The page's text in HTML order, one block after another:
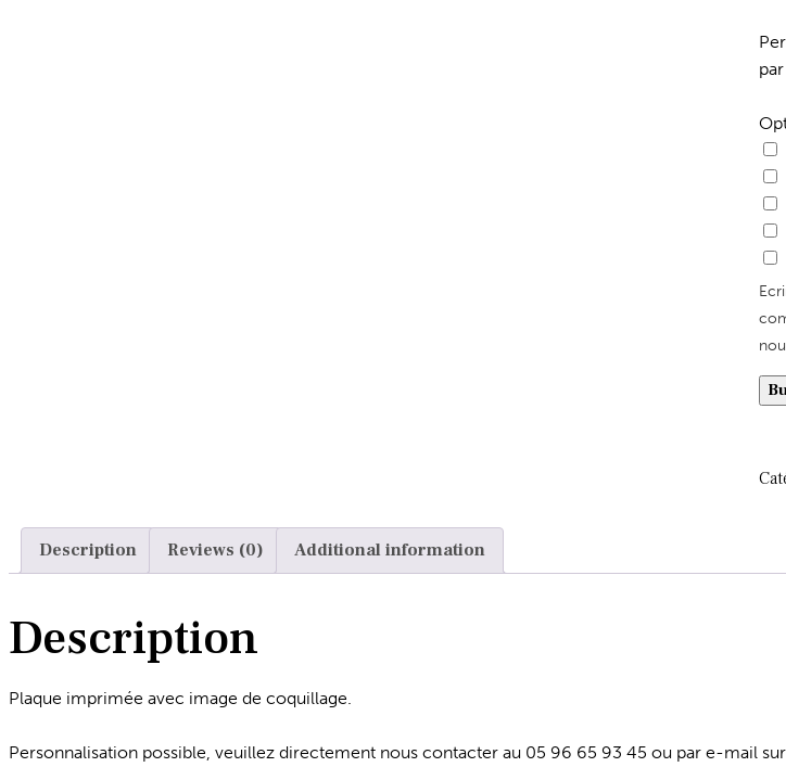
Description Reviews (0) Additional information
Description
Plaque imprimée avec image de coquillage.
Personnalisation possible, veuillez directement nous contacter au 05 96 65 93 45 ou par e-mail